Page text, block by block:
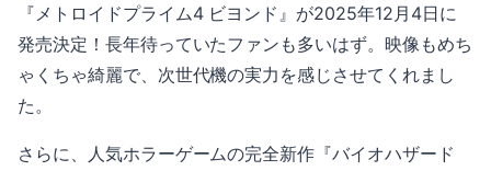
『メトロイドプライム4 ビヨンド』が2025年12月4日に
発売決定！長年待っていたファンも多いはず。映像もめち
ゃくちゃ綺麗で、次世代機の実力を感じさせてくれまし
た。
さらに、人気ホラーゲームの完全新作『バイオハザード